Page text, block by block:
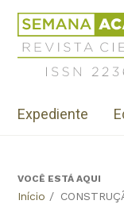
Jump
navigation
Revista
Semana
2236-
Menu
institutional
Expediente
BackVOCÊ ESTÁ AQUI
Início /